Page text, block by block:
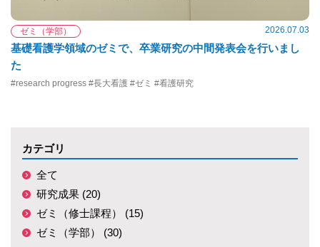
ゼミ（学部） 2026.07.03
基礎看護学領域のゼミで、卒業研究の中間発表会を行いまし
た
#research progress #長大看護 #ゼミ #看護研究
カテゴリ
全て
研究成果 (20)
ゼミ（修士課程） (15)
ゼミ（学部） (30)